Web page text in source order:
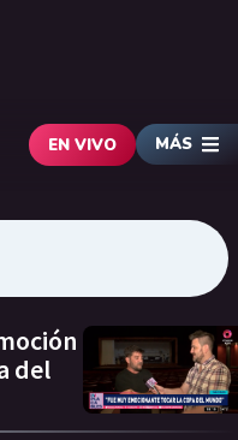
EN VIVO MÁS
del